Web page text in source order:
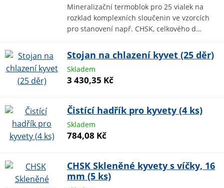
Mineralizační termoblok pro 25 vialek na
rozklad komplexních sloučenin ve vzorcích
pro stanovení např. CHSK, celkového d…
Stojan na chlazení kyvet (25 děr)
Skladem
3 430,35 Kč
Čistící hadřík pro kyvety (4 ks)
Skladem
784,08 Kč
CHSK Skleněné kyvety s víčky, 16
mm (5 ks)